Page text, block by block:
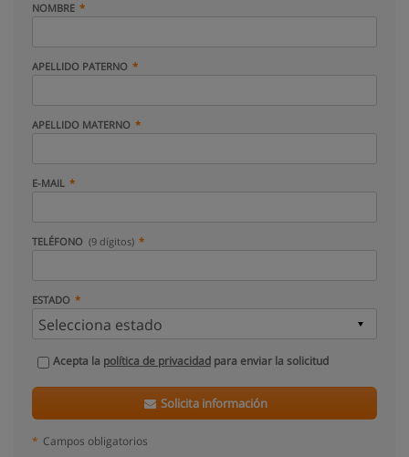
NOMBRE
APELLIDO PATERNO
APELLIDO MATERNO
E-MAIL
TELÉFONO (9 dígitos)
ESTADO
Acepta la política de privacidad para enviar la solicitud
Solicita información
* Campos obligatorios